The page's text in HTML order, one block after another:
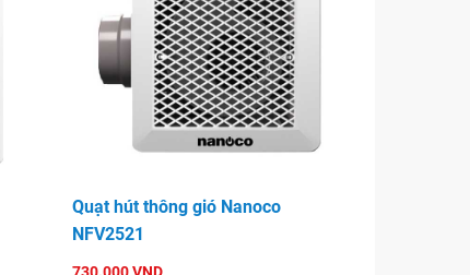
Quạt hút thông gió Nanoco
NFV2521